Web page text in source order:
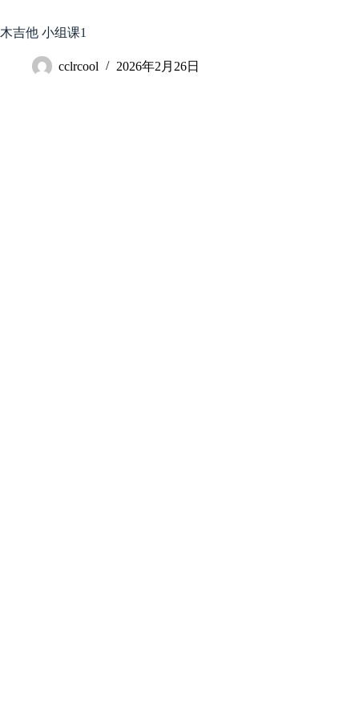
至
内
木吉他 小组课1
cclrcool 2026年2月26日